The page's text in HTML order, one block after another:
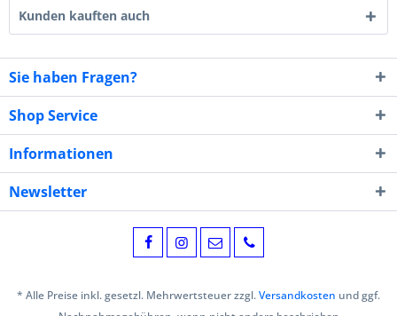
Kunden kauften auch
Sie haben Fragen?
Shop Service
Informationen
Newsletter
* Alle Preise inkl. gesetzl. Mehrwertsteuer zzgl.Versandkosten und ggf.